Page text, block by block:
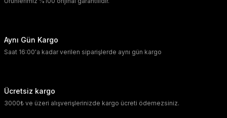
Aynı Gün Kargo
Saat 16:00'a kadar verilen siparişlerde aynı gün kargo
Ücretsiz kargo
3000₺ ve üzeri alışverişlerinizde kargo ücreti ödemezsiniz.